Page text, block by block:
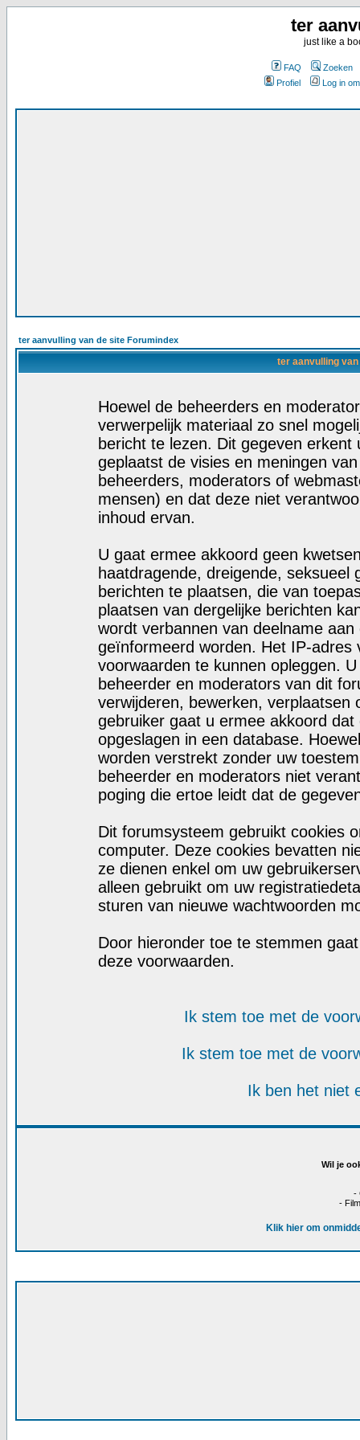
ter
just like a
FAQ
Zoeken
Profiel
Log in
ter aanvulling van de site Forumindex
ter aanvulling
Hoewel de beheerders en
verwerpelijk materiaal zo snel
bericht te lezen. Dit gegeven
geplaatst de visies en meningen
beheerders, moderators of
mensen) en dat deze niet
inhoud ervan.
U gaat ermee akkoord geen
haatdragende, dreigende, seksueel
berichten te plaatsen, die van
plaatsen van dergelijke berichten
wordt verbannen van deelname
geïnformeerd worden. Het IP-adres
voorwaarden te kunnen opleggen.
beheerder en moderators van dit
verwijderen, bewerken, verplaatsen
gebruiker gaat u ermee akkoord
opgeslagen in een database.
worden verstrekt zonder uw
beheerder en moderators niet
poging die ertoe leidt dat de
Dit forumsysteem gebruikt cookies
computer. Deze cookies bevatten
ze dienen enkel om uw
alleen gebruikt om uw
sturen van nieuwe wachtwoorden
Door hieronder toe te stemmen
deze voorwaarden.
Ik stem toe met de
Ik stem toe met de
Ik ben het niet
Wil je
-
-
Klik hier om